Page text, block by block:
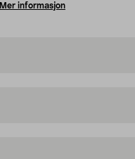
Mer informasjon